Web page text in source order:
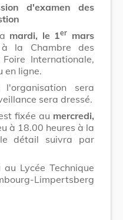
d'examen des
mardi, le 1er mars
la Chambre des
Internationale,
en ligne.
sera
sera dressé.
fixée au mercredi,
à 18.00 heures à la
détail suivra par
Lycée Technique
Limpertsberg